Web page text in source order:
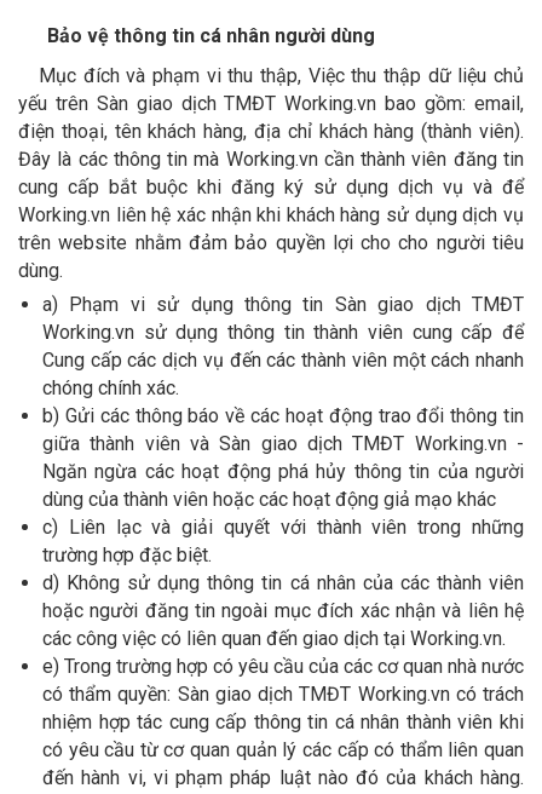
Bảo vệ thông tin cá nhân người dùng
Mục đích và phạm vi thu thập, Việc thu thập dữ liệu chủ
yếu trên Sàn giao dịch TMĐT Working.vn bao gồm: email,
điện thoại, tên khách hàng, địa chỉ khách hàng (thành viên).
Đây là các thông tin mà Working.vn cần thành viên đăng tin
cung cấp bắt buộc khi đăng ký sử dụng dịch vụ và để
Working.vn liên hệ xác nhận khi khách hàng sử dụng dịch vụ
trên website nhằm đảm bảo quyền lợi cho cho người tiêu
dùng.
a) Phạm vi sử dụng thông tin Sàn giao dịch TMĐT
Working.vn sử dụng thông tin thành viên cung cấp để
Cung cấp các dịch vụ đến các thành viên một cách nhanh
chóng chính xác.
b) Gửi các thông báo về các hoạt động trao đổi thông tin
giữa thành viên và Sàn giao dịch TMĐT Working.vn -
Ngăn ngừa các hoạt động phá hủy thông tin của người
dùng của thành viên hoặc các hoạt động giả mạo khác
c) Liên lạc và giải quyết với thành viên trong những
trường hợp đặc biệt.
d) Không sử dụng thông tin cá nhân của các thành viên
hoặc người đăng tin ngoài mục đích xác nhận và liên hệ
các công việc có liên quan đến giao dịch tại Working.vn.
e) Trong trường hợp có yêu cầu của các cơ quan nhà nước
có thẩm quyền: Sàn giao dịch TMĐT Working.vn có trách
nhiệm hợp tác cung cấp thông tin cá nhân thành viên khi
có yêu cầu từ cơ quan quản lý các cấp có thẩm liên quan
đến hành vi, vi phạm pháp luật nào đó của khách hàng.